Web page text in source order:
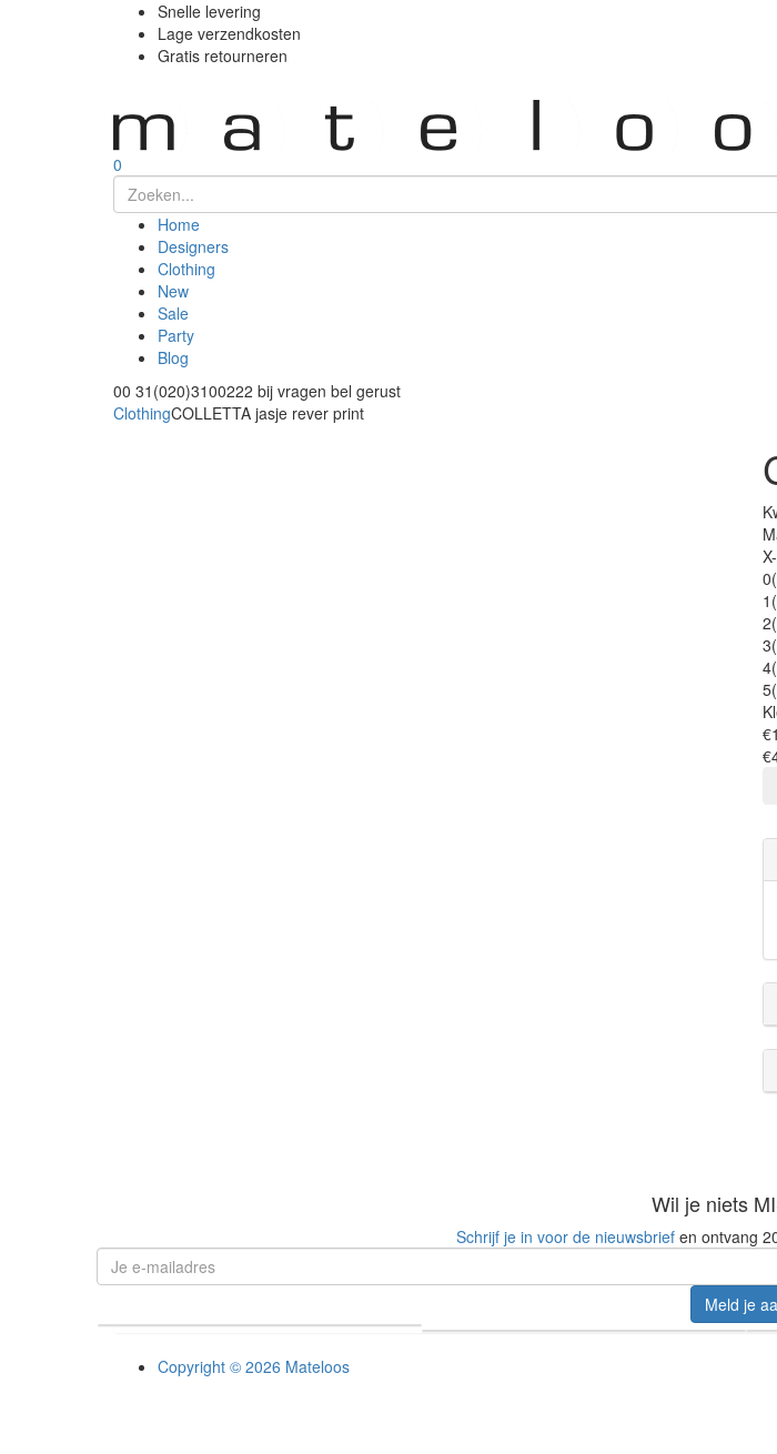
Snelle levering
Lage verzendkosten
Gratis retourneren
0
Home
Designers
Clothing
New
Sale
Party
Blog
00 31(020)3100222 bij vragen bel gerust
ClothingCOLLETTA jasje rever print
Wil je niets
Schrijf je in voor de nieuwsbriefen ontvang
Meld je
Copyright © 2026 Mateloos